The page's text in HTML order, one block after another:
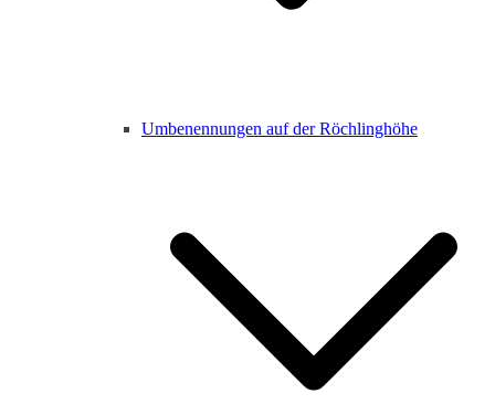
Umbenennungen auf der Röchlinghöhe